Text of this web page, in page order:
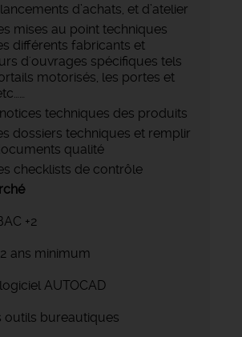
d’achats, et d’atelier
mises au point techniques
différents fabricants et
d'ouvrages spécifiques tels
motorisés, les portes et
techniques des produits
dossiers techniques et remplir
qualité
checklists de contrôle
+2
ans minimum
AUTOCAD
outils bureautiques